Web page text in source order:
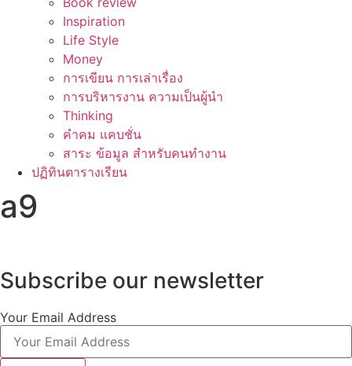
Inspiration
Life Style
Money
การเขียน การเล่าเรื่อง
การบริหารงาน ความเป็นผู้นำ
Thinking
คำคม แคบชั่น
สาระ ข้อมูล สำหรับคนทำงาน
ปฏิทินตารางเรียน
a9
Subscribe our newsletter
Your Email Address